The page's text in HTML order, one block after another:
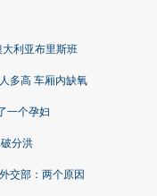
利亚布里斯班
多高 车厢内缺氧
一个孕妇
分洪
交部：两个原因